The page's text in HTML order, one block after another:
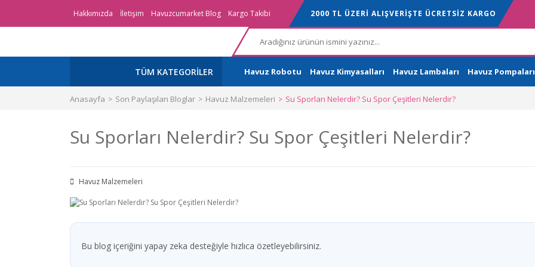
Hakkımızda İletişim Havuzcumarket Blog Kargo Takibi 2000 TL ÜZERİ ALIŞVERİŞTE ÜCRETSİZ KARGO
TÜM KATEGORİLER Havuz Robotu Havuz Kimyasalları Havuz Lambaları Havuz Pompaları
Anasayfa Son Paylaşılan Bloglar Havuz Malzemeleri Su Sporları Nelerdir? Su Spor Çeşitleri Nelerdir?
Su Sporları Nelerdir? Su Spor Çeşitleri Nelerdir?
Havuz Malzemeleri
Bu blog içeriğini yapay zeka desteğiyle hızlıca özetleyebilirsiniz.